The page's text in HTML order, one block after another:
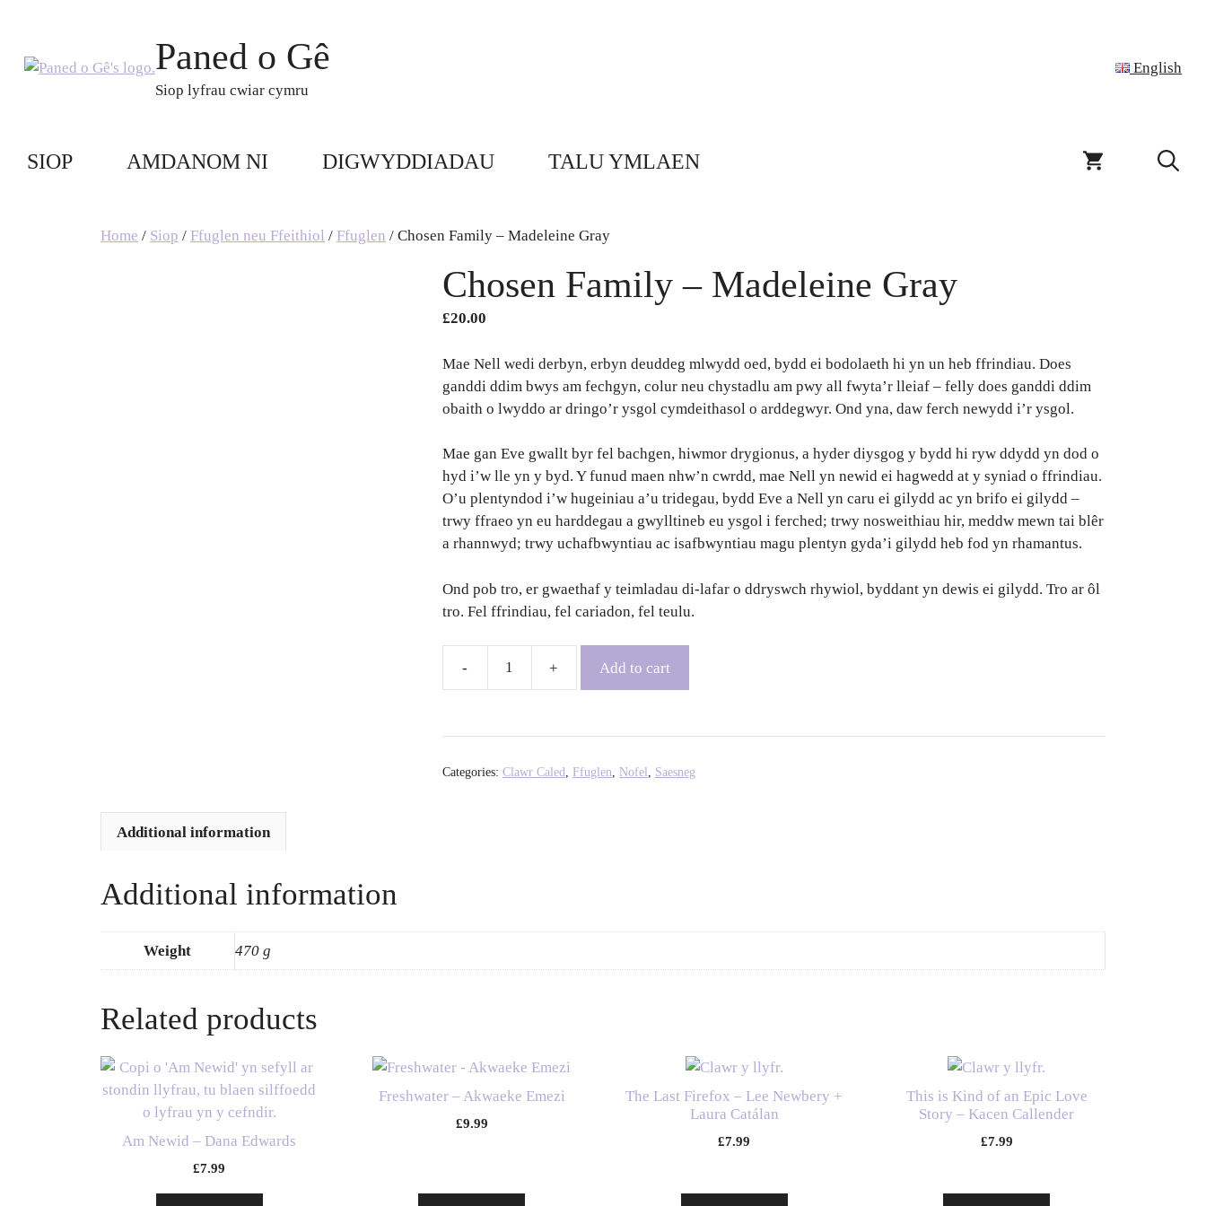
content
Paned o Gê
Siop lyfrau cwiar cymru
English
SIOP AMDANOM NI DIGWYDDIADAU TALU YMLAEN
Home / Siop / Ffuglen neu Ffeithiol / Ffuglen / Chosen Family – Madeleine Gray
Chosen Family – Madeleine Gray
£20.00
Mae Nell wedi derbyn, erbyn deuddeg mlwydd oed, bydd ei bodolaeth hi yn un heb ffrindiau. Does
ganddi ddim bwys am fechgyn, colur neu chystadlu am pwy all fwyta’r lleiaf – felly does ganddi ddim
obaith o lwyddo ar dringo’r ysgol cymdeithasol o arddegwyr. Ond yna, daw ferch newydd i’r ysgol.
Mae gan Eve gwallt byr fel bachgen, hiwmor drygionus, a hyder diysgog y bydd hi ryw ddydd yn dod o
hyd i’w lle yn y byd. Y funud maen nhw’n cwrdd, mae Nell yn newid ei hagwedd at y syniad o ffrindiau.
O’u plentyndod i’w hugeiniau a’u tridegau, bydd Eve a Nell yn caru ei gilydd ac yn brifo ei gilydd –
trwy ffraeo yn eu harddegau a gwylltineb eu ysgol i ferched; trwy nosweithiau hir, meddw mewn tai blêr
a rhannwyd; trwy uchafbwyntiau ac isafbwyntiau magu plentyn gyda’i gilydd heb fod yn rhamantus.
Ond pob tro, er gwaethaf y teimladau di-lafar o ddryswch rhywiol, byddant yn dewis ei gilydd. Tro ar ôl
tro. Fel ffrindiau, fel cariadon, fel teulu.
Gray
Add to cart
Categories: Clawr Caled, Ffuglen, Nofel , Saesneg
Additional information
Additional information
Weight 470 g
Related products
Am Newid – Dana Edwards
£7.99
Freshwater – Akwaeke Emezi
£9.99
The Last Firefox – Lee Newbery +
Laura Catálan
£7.99
This is Kind of an Epic Love
Story – Kacen Callender
£7.99